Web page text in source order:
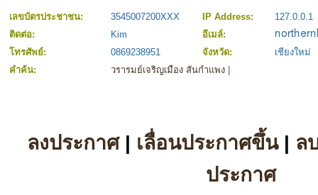
เลขบัตรประชาชน: 3545007200XXX IP Address:
127.0.0.1
ติดต่อ:
Kim
อีเมล์:
โทรศัพย์:
0869238951 จังหวัด:
เชียงใหม่
คำค้น:
วรารมย์เจริญเมือง สันกำแพง
ลงประกาศ| เลื่อนประกาศขึ้น| ล
ประกาศ